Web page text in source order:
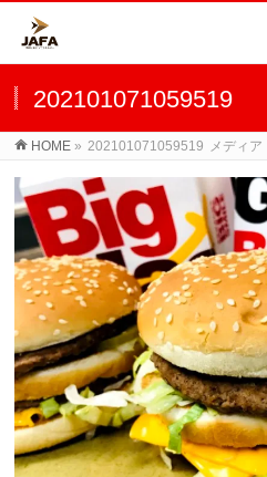
202101071059519
HOME » 202101071059519 メディア